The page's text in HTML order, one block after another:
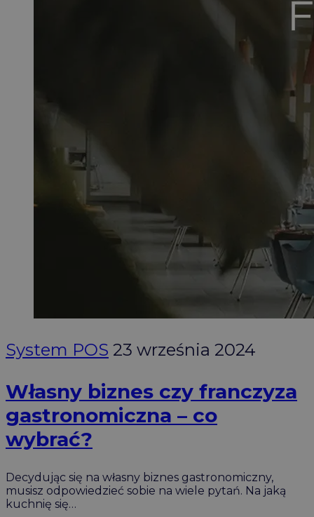
System POS 23 września 2024
Własny biznes czy franczyza
gastronomiczna – co
wybrać?
Decydując się na własny biznes gastronomiczny,
musisz odpowiedzieć sobie na wiele pytań. Na jaką
kuchnię się…